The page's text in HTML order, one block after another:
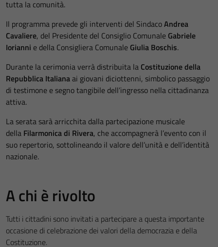
tutta la comunità.
Il programma prevede gli interventi del SindacoAndrea
Cavaliere, del Presidente del Consiglio Comunale Gabriele
Iorianni e della Consigliera Comunale Giulia Boschis.
Durante la cerimonia verrà distribuita la Costituzione della
Repubblica Italianaai giovani diciottenni, simbolico passaggio
di testimone e segno tangibile dell’ingresso nella cittadinanza
attiva.
La serata sarà arricchita dalla partecipazione musicale
della Filarmonica di Rivera, che accompagnerà l’evento con il
suo repertorio, sottolineando il valore dell’unità e dell’identità
nazionale.
A chi è rivolto
Tutti i cittadini sono invitati a partecipare a questa importante
occasione di celebrazione dei valori della democrazia e della
Costituzione.